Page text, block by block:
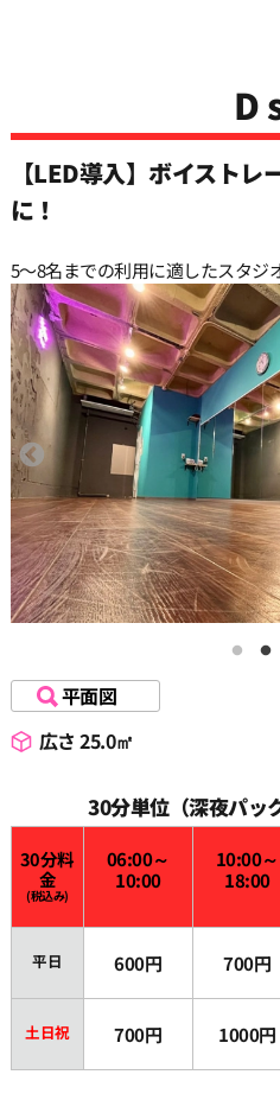
D
【LED導入】ボイスト
に！
5〜8名までの利用に適したスタジ
平面図
広さ 25.0㎡
30分単位（深夜パッ
30分料
金
(税込み)
06:00～
10:00
10:00～
18:00
平日 600円 700円
土日祝 700円 1000円